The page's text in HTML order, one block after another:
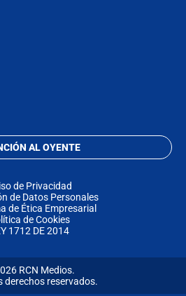
AL OYENTE
de Privacidad
de Datos Personales
de Ética Empresarial
de Cookies
1712 DE 2014
RCN Medios.
derechos reservados.